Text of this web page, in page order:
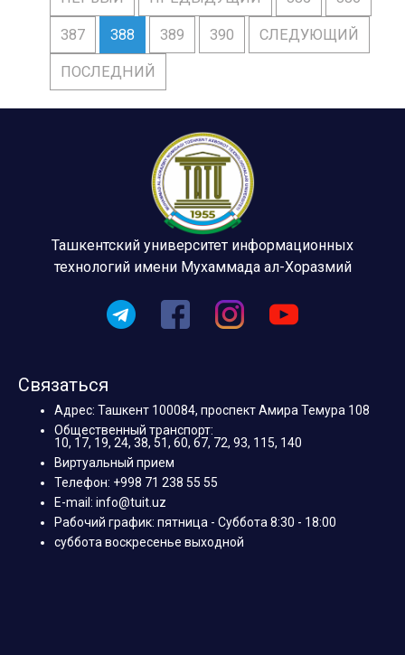
387 388 389 390 СЛЕДУЮЩИЙ
ПОСЛЕДНИЙ
Ташкентский университет информационных
технологий имени Мухаммада ал-Хоразмий
Связаться
Адрес: Ташкент 100084, проспект Амира Темура 108
Общественный транспорт:
10, 17, 19, 24, 38, 51, 60, 67, 72, 93, 115, 140
Виртуальный прием
Телефон: +998 71 238 55 55
E-mail: info@tuit.uz
Рабочий график: пятница - Суббота 8:30 - 18:00
суббота воскресенье выходной